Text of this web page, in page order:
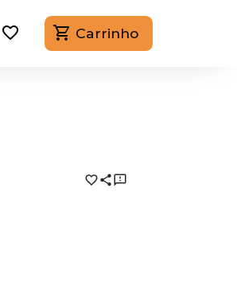
Carrinho